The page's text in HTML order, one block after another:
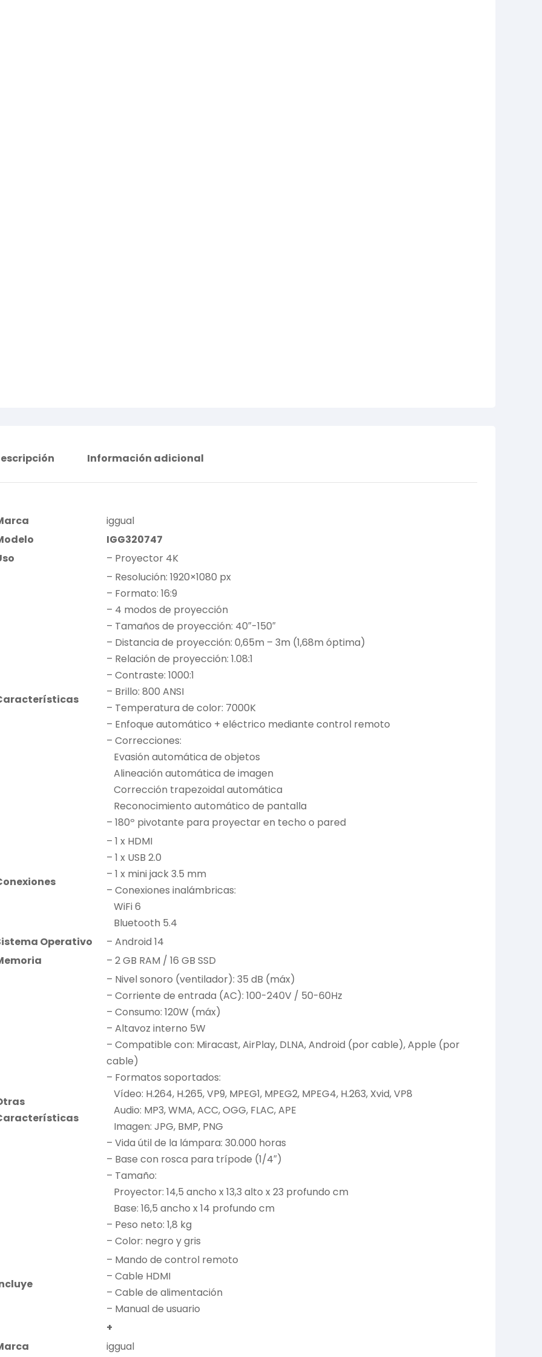
Información adicional
iggual
IGG320747
– Proyector 4K
– Resolución: 1920×1080 px
– Formato: 16:9
– 4 modos de proyección
– Tamaños de proyección: 40″-150″
– Distancia de proyección: 0,65m – 3m (1,68m óptima)
– Relación de proyección: 1.08:1
– Contraste: 1000:1
– Brillo: 800 ANSI
– Temperatura de color: 7000K
– Enfoque automático + eléctrico mediante control remoto
– Correcciones:
Evasión automática de objetos
Alineación automática de imagen
Corrección trapezoidal automática
Reconocimiento automático de pantalla
– 180º pivotante para proyectar en techo o pared
– 1 x HDMI
– 1 x USB 2.0
– 1 x mini jack 3.5 mm
– Conexiones inalámbricas:
WiFi 6
Bluetooth 5.4
Operativo
– Android 14
– 2 GB RAM / 16 GB SSD
– Nivel sonoro (ventilador): 35 dB (máx)
– Corriente de entrada (AC): 100-240V / 50-60Hz
– Consumo: 120W (máx)
– Altavoz interno 5W
– Compatible con: Miracast, AirPlay, DLNA, Android (por cable), Apple (por
cable)
– Formatos soportados:
Vídeo: H.264, H.265, VP9, MPEG1, MPEG2, MPEG4, H.263, Xvid, VP8
Audio: MP3, WMA, ACC, OGG, FLAC, APE
Imagen: JPG, BMP, PNG
– Vida útil de la lámpara: 30.000 horas
– Base con rosca para trípode (1/4″)
– Tamaño:
Proyector: 14,5 ancho x 13,3 alto x 23 profundo cm
Base: 16,5 ancho x 14 profundo cm
– Peso neto: 1,8 kg
– Color: negro y gris
– Mando de control remoto
– Cable HDMI
– Cable de alimentación
– Manual de usuario
+
iggual